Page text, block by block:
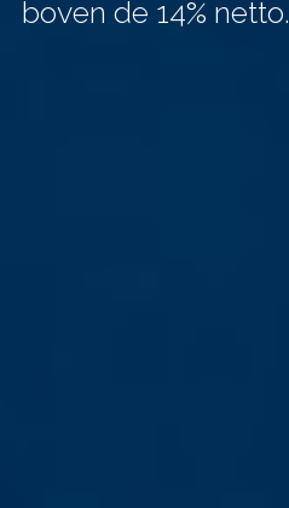
boven de 14% netto.